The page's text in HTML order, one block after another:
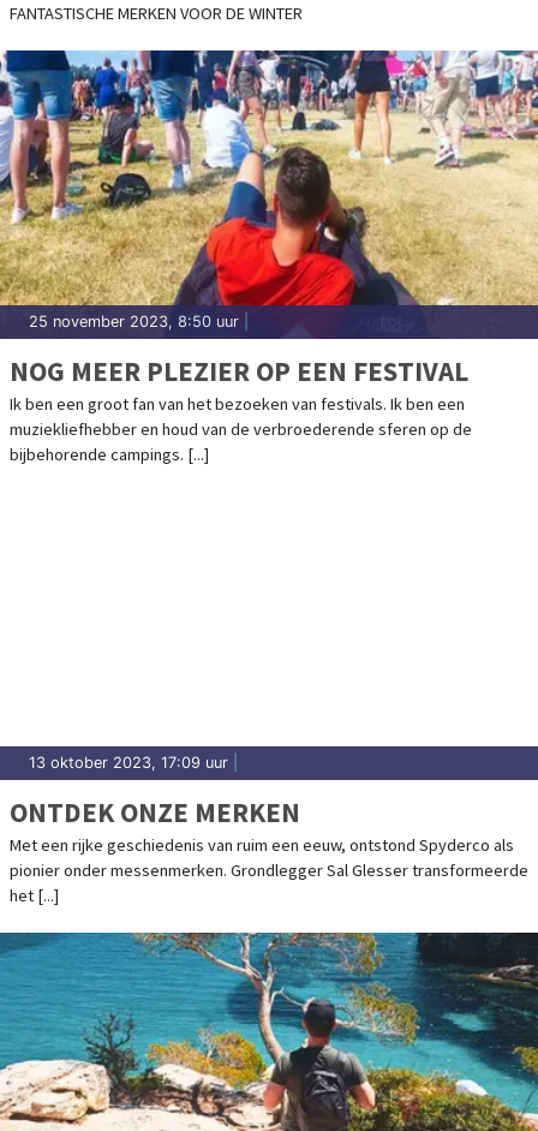
FANTASTISCHE MERKEN VOOR DE WINTER
25 november 2023, 8:50 uur
NOG MEER PLEZIER OP EEN FESTIVAL
Ik ben een groot fan van het bezoeken van festivals. Ik ben een
muziekliefhebber en houd van de verbroederende sferen op de
bijbehorende campings. [...]
13 oktober 2023, 17:09 uur
ONTDEK ONZE MERKEN
Met een rijke geschiedenis van ruim een eeuw, ontstond Spyderco als
pionier onder messenmerken. Grondlegger Sal Glesser transformeerde
het [...]